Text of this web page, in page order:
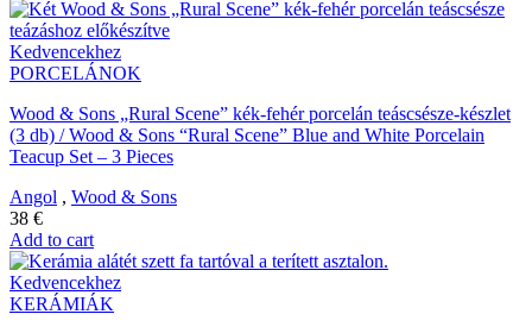
Kedvencekhez
PORCELÁNOK
Wood & Sons „Rural Scene” kék-fehér porcelán teáscsésze-készlet
(3 db) / Wood & Sons “Rural Scene” Blue and White Porcelain
Teacup Set – 3 Pieces
Angol , Wood & Sons
38 €
Add to cart
Kedvencekhez
KERÁMIÁK